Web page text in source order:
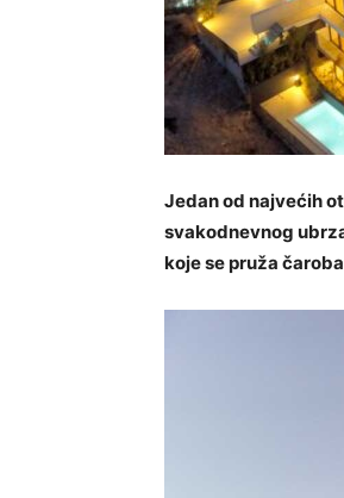
Jedan od najvećih
svakodnevnog
koje se pruža